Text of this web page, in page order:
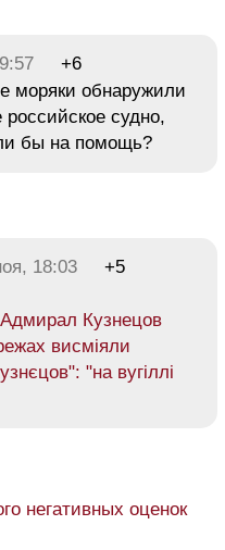
+6
моряки обнаружили
судно,
бы на помощь?
18:03
+5
Адмирал Кузнецов
висміяли
"на вугіллі
негативных оценок